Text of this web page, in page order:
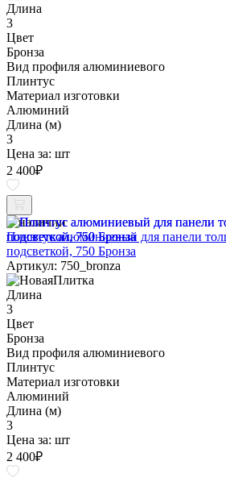
Длина
3
Цвет
Бронза
Вид профиля алюминиевого
Плинтус
Материал изготовки
Алюминий
Длина (м)
3
Цена за: шт
2 400₽
В наличии
Плинтус алюминиевый для панели
подсветкой, 750 Бронза
Артикул: 750_bronza
Длина
3
Цвет
Бронза
Вид профиля алюминиевого
Плинтус
Материал изготовки
Алюминий
Длина (м)
3
Цена за: шт
2 400₽